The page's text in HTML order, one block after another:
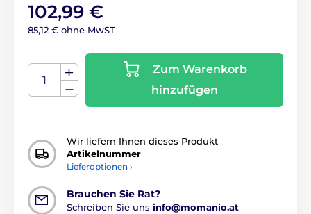
102,99 €
85,12 € ohne MwST
Zum Warenkorb
hinzufügen
Wir liefern Ihnen dieses Produkt
Artikelnummer
Lieferoptionen ›
Brauchen Sie Rat?
Schreiben Sie uns info@momanio.at